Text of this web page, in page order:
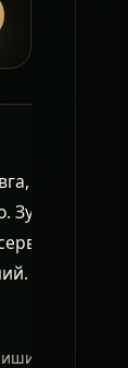
але в
Зупинки